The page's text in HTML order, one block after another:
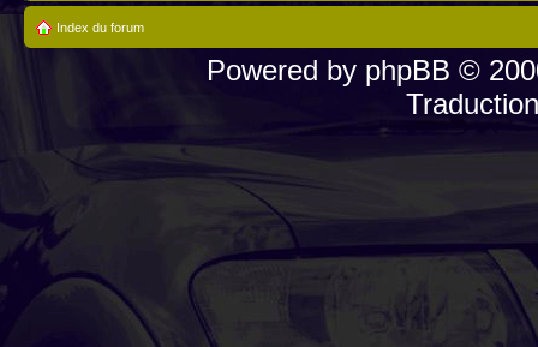
Index du forum
Powered by phpBB ©